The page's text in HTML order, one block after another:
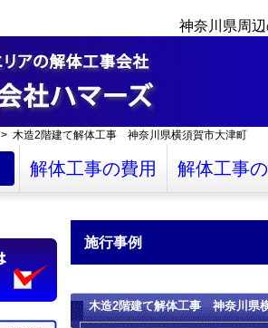
神奈川県周
> 木造2階建て解体工事 神奈川県横須賀市大津町
解体工事の費用 解体工事
施行事例
木造2階建て解体工事 神奈川県